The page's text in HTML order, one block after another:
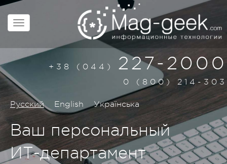
+38 (044) 227-2000
0 (800) 214-303
Ваш персональный
ИТ-департамент
Русский English Українська